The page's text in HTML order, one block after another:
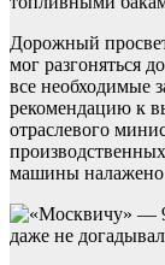
Дорожный
мог разгоняться
все необходимые
рекомендацию к
отраслевого
машины налажено